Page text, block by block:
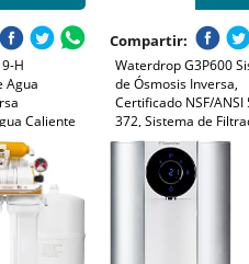
H
Agua
Caliente
a
y
Entre 45°C y
Compartir:
Waterdrop G3P600
de Ósmosis Inversa,
Certificado NSF/ANSI
372, Sistema de
Agua por Ósmosis
Reducción de TDS, 600
GPD, 2:1 puro a
Grifo LED Inteligente